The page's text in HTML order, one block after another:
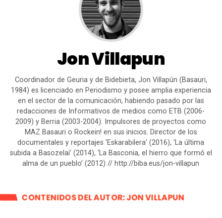
Jon Villapun
Coordinador de Geuria y de Bidebieta, Jon Villapún (Basauri,
1984) es licenciado en Periodismo y posee amplia experiencia
en el sector de la comunicación, habiendo pasado por las
redacciones de Informativos de medios como ETB (2006-
2009) y Berria (2003-2004). Impulsores de proyectos como
MAZ Basauri o Rockein! en sus inicios. Director de los
documentales y reportajes 'Eskarabilera' (2016), ‘La última
subida a Basozelai’ (2014), ‘La Basconia, el hierro que formó el
alma de un pueblo’ (2012) // http://biba.eus/jon-villapun
CONTENIDOS DEL AUTOR: JON VILLAPUN